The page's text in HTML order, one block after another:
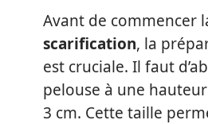
Avant de commencer
scarification, la
est cruciale. Il faut
pelouse à une hauteur
3 cm. Cette taille